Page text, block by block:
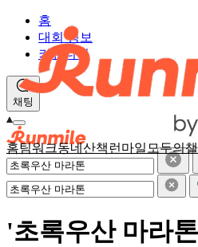
홈팀워크동네산책 런마일 모두의
홈
대회 정보
커뮤니티
채팅
'초록우산 마라